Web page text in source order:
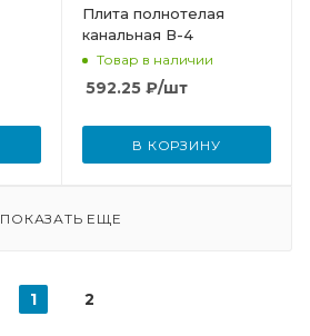
Плита полнотелая
канальная В-4
Товар в наличии
592.25₽/шт
В КОРЗИНУ
ПОКАЗАТЬ ЕЩЕ
1 2